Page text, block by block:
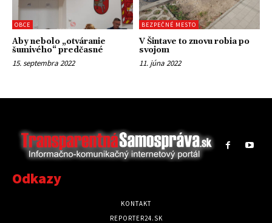
OBCE
Aby nebolo „otváranie
šumivého“ predčasné
15. septembra 2022
BEZPEČNÉ MESTO
V Šintave to znovu robia po
svojom
11. júna 2022
Odkazy
KONTAKT
REPORTER24.SK